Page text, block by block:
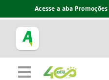
Acesse a aba